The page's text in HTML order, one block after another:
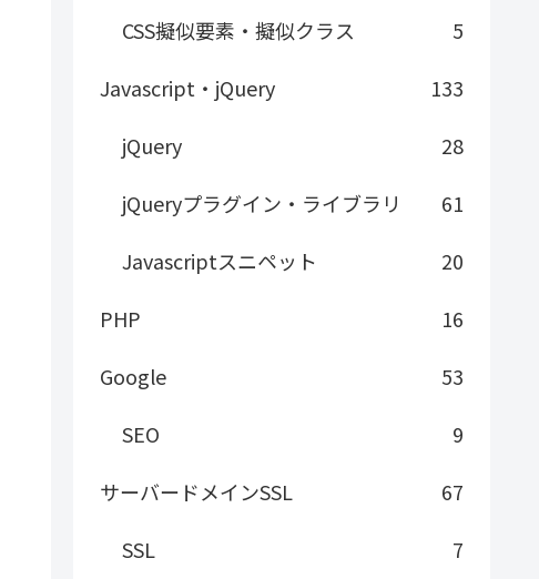
CSS擬似要素・擬似クラス
5
Javascript・jQuery
133
jQuery
28
jQueryプラグイン・ライブラリ
61
Javascriptスニペット
20
PHP
16
Google
53
SEO
9
サーバードメインSSL
67
SSL
7